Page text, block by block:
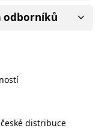
odborníků
distribuce